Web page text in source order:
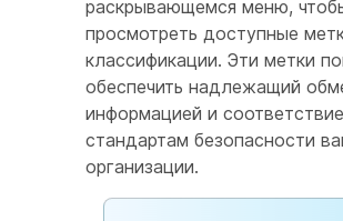
раскрывающемся меню,
просмотреть доступные
классификации. Эти метки
обеспечить надлежащий
информацией и соответствие
стандартам безопасности
организации.